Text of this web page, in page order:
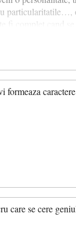
particularitatile…,
si ale
formeaza
care se cere